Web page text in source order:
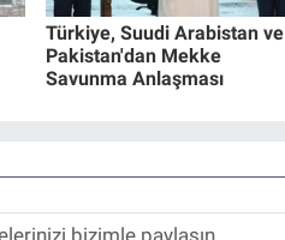
Türkiye, Suudi Arabistan ve
Pakistan'dan Mekke
Savunma Anlaşması